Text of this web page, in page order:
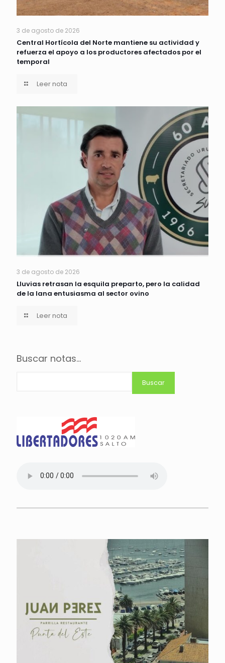
3 de agosto de 2026
Central Hortícola del Norte mantiene su actividad y
refuerza el apoyo a los productores afectados por el
temporal
Leer nota
3 de agosto de 2026
Lluvias retrasan la esquila preparto, pero la calidad
de la lana entusiasma al sector ovino
Leer nota
Buscar notas...
Buscar